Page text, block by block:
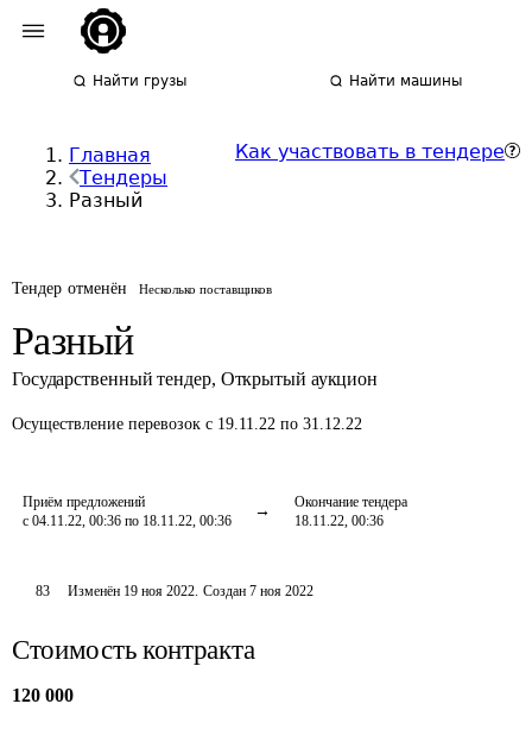
Найти грузы Найти машины
Главная
Тендеры
Разный
Как участвовать в тендере
Тендер отменён Несколько поставщиков
Разный
Государственный тендер, Открытый аукцион
Осуществление перевозок с 19.11.22 по 31.12.22
Приём предложений
с 04.11.22, 00:36 по 18.11.22, 00:36
Окончание тендера
18.11.22, 00:36
83 Изменён 19 ноя 2022. Создан 7 ноя 2022
Стоимость контракта
120 000